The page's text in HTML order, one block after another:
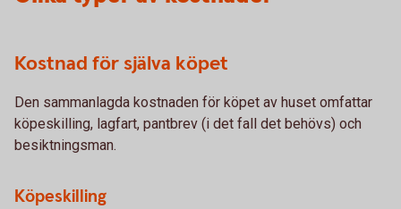
Kostnad för själva köpet
Den sammanlagda kostnaden för köpet av huset omfattar
köpeskilling, lagfart, pantbrev (i det fall det behövs) och
besiktningsman.
Köpeskilling